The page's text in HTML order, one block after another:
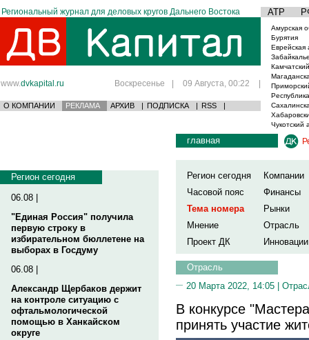
Региональный журнал для деловых кругов Дальнего Востока АТР
www.dvkapital.ru Воскресенье | 09 Августа, 00:22 |
О КОМПАНИИ РЕКЛАМА АРХИВ | ПОДПИСКА | RSS |
Амурская
Бурятия
Еврейская
Чукотский
Регион сегодня
06.08 |
"Единая Россия" получила
первую строку в
избирательном бюллетене на
выборах в Госдуму
06.08 |
Александр Щербаков держит
на контроле ситуацию с
офтальмологической
помощью в Ханкайском
округе
главная
Регион сегодня
Компании
Часовой пояс
Финансы
Тема номера
Рынки
Мнение
Отрасль
Проект ДК
Инновации
Отрасль
20 Марта 2022, 14:05 |
В конкурсе
принять участие